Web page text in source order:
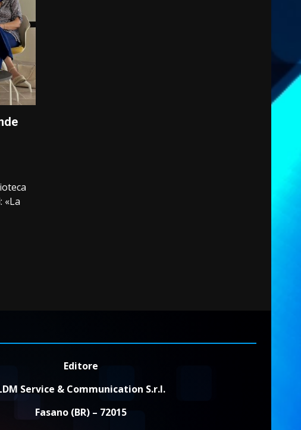
«La
Editore
Service & Communication S.r.l.
Fasano (BR) – 72015